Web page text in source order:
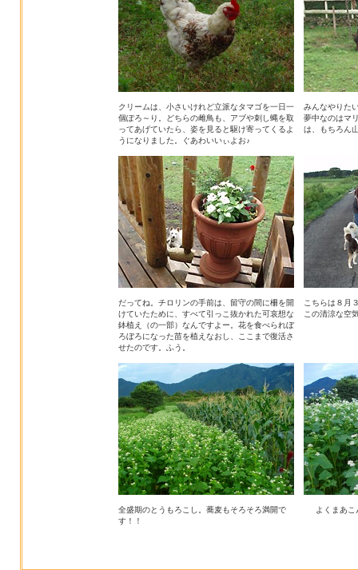
クリームは、小さいけれど立派なタマゴを一日一
個ぽろ～り。どちらの雌鳥も、アブや刺し蝿を取
ってあげていたら、姿を見ると駆け寄ってくるよ
うになりました。ぐあわいいぃよお♪
みんなやりた
夢中なのはマ
は、もちろん
だってね。チロリンの手前は、留守の間に柵を開
けていたために、すべて引っこ抜かれた可哀想な
鉢植え（の一部）なんですよー。花を食べられぼ
ろぼろになった苗を植えなおし、ここまで復活さ
せたのです。ふう。
こちらは８月
この清涼な空
全盛期のとうもろこし。蕎麦もそろそろ満開で
す！！
よくまあ